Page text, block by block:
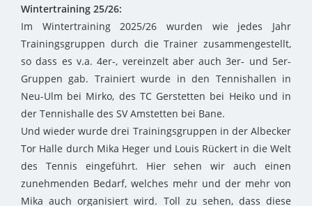
Wintertraining 25/26:
Im Wintertraining 2025/26 wurden wie jedes Jahr
Trainingsgruppen durch die Trainer zusammengestellt,
so dass es v.a. 4er-, vereinzelt aber auch 3er- und 5er-
Gruppen gab. Trainiert wurde in den Tennishallen in
Neu-Ulm bei Mirko, des TC Gerstetten bei Heiko und in
der Tennishalle des SV Amstetten bei Bane.
Und wieder wurde drei Trainingsgruppen in der Albecker
Tor Halle durch Mika Heger und Louis Rückert in die Welt
des Tennis eingeführt. Hier sehen wir auch einen
zunehmenden Bedarf, welches mehr und der mehr von
Mika auch organisiert wird. Toll zu sehen, dass diese